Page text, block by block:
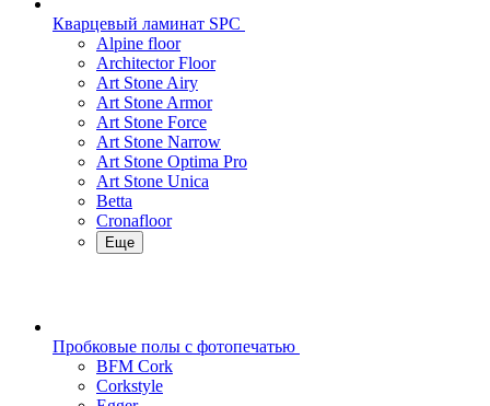
Кварцевый ламинат SPC
Alpine floor
Architector Floor
Art Stone Airy
Art Stone Armor
Art Stone Force
Art Stone Narrow
Art Stone Optima Pro
Art Stone Unica
Betta
Cronafloor
Еще
Пробковые полы с фотопечатью
BFM Cork
Corkstyle